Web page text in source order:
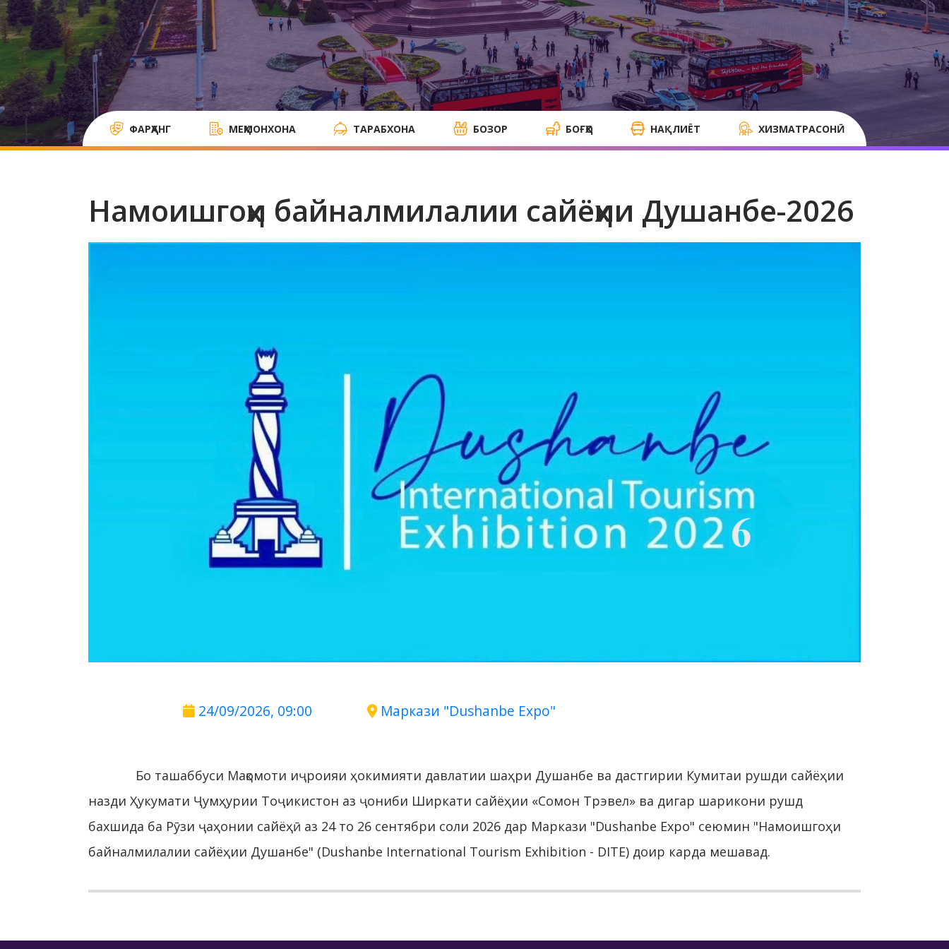
ФАРҲАНГ МЕҲМОНХОНА ТАРАБХОНА БОЗОР БОҒҲО НАҚЛИЁТ ХИЗМАТРАСОНӢ
Намоишгоҳи байналмилалии сайёҳии Душанбе-2026
24/09/2026, 09:00 Маркази "Dushanbe Expo"
Бо ташаббуси Мақомоти иҷроияи ҳокимияти давлатии шаҳри Душанбе ва дастгирии Кумитаи рушди сайёҳии
назди Ҳукумати Ҷумҳурии Тоҷикистон аз ҷониби Ширкати сайёҳии «Сомон Трэвел» ва дигар шарикони рушд
бахшида ба Рӯзи ҷаҳонии сайёҳӣ аз 24 то 26 сентябри соли 2026 дар Маркази "Dushanbe Expo" сеюмин "Намоишгоҳи
байналмилалии сайёҳии Душанбе" (Dushanbe International Tourism Exhibition - DITE) доир карда мешавад.